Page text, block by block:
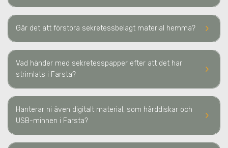
keyboard_arrow_right
Går det att förstöra sekretessbelagt material hemma?
keyboard_arrow_right
Vad händer med sekretesspapper efter att det har
strimlats i Farsta?
keyboard_arrow_right
Hanterar ni även digitalt material, som hårddiskar och
USB-minnen i Farsta?